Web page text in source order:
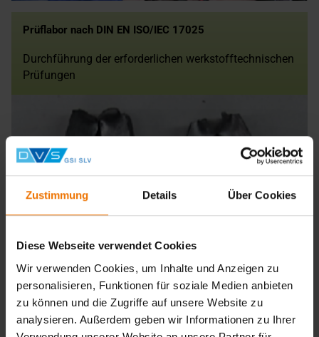
Zustimmung Details Über Cookies
Diese Webseite verwendet Cookies
Wir verwenden Cookies, um Inhalte und Anzeigen zu
personalisieren, Funktionen für soziale Medien anbieten
zu können und die Zugriffe auf unsere Website zu
analysieren. Außerdem geben wir Informationen zu Ihrer
Prüflabor nach DIN EN ISO/IEC 17025
Durchführung der erforderlichen werkstofftechnischen
Prüfungen
Bewertung der Ergebnisse aus der Abnahme vor Ort
und der Ergebnisse aus dem Prüflabor, Erstellen der
WPQR